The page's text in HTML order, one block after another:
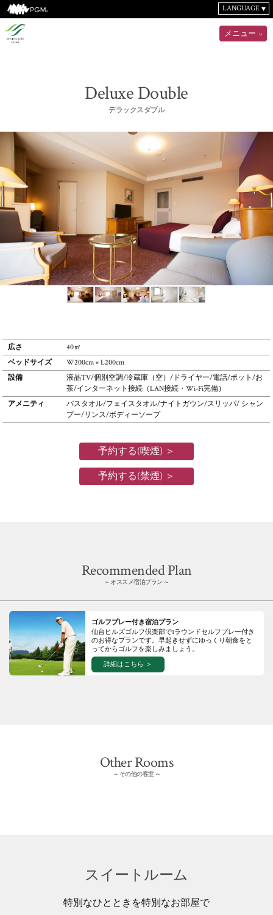
LANGUAGE
メニュー
Deluxe Double
デラックスダブル
広さ
40㎡
ベッドサイズ
W200cm × L200cm
設備
液晶TV/個別空調/冷蔵庫（空）/ドライヤー/電話/ポット/お
茶/インターネット接続（LAN接続・Wi-Fi完備）
アメニティ
バスタオル/フェイスタオル/ナイトガウン/スリッパ/ シャン
プー/リンス/ボディーソープ
予約する(喫煙)
予約する(禁煙)
Recommended Plan
オススメ宿泊プラン
ゴルフプレー付き宿泊プラン
仙台ヒルズゴルフ倶楽部で1ラウンドセルフプレー付き
のお得なプランです。早起きせずにゆっくり朝食をと
ってからゴルフを楽しみましょう。
詳細はこちら
Other Rooms
その他の客室
スイートルーム
特別なひとときを特別なお部屋で